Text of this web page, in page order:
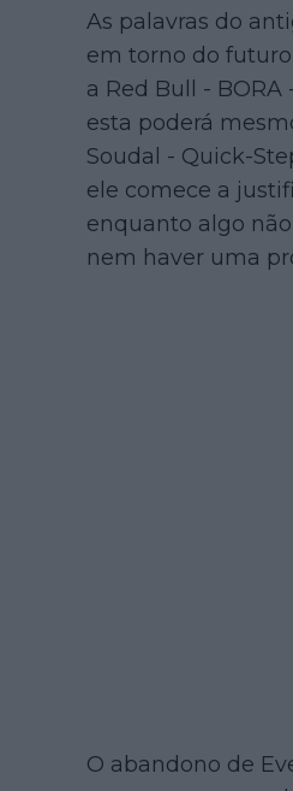
As palavras do
em torno do
a Red Bull -
esta poderá
Soudal - Quick-
ele comece a
enquanto algo
nem haver uma
O abandono de